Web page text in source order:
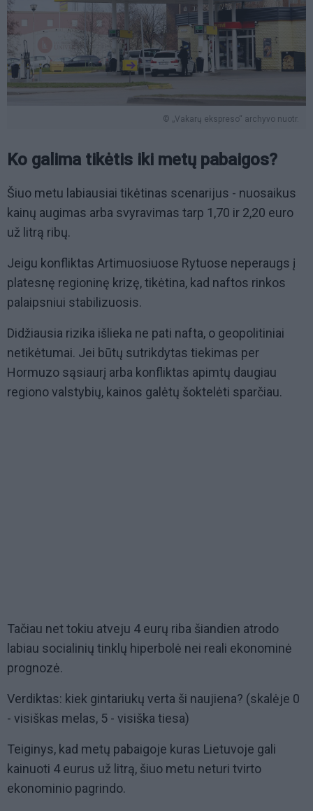
© „Vakarų ekspreso“ archyvo nuotr.
Ko galima tikėtis iki metų pabaigos?
Šiuo metu labiausiai tikėtinas scenarijus - nuosaikus
kainų augimas arba svyravimas tarp 1,70 ir 2,20 euro
už litrą ribų.
Jeigu konfliktas Artimuosiuose Rytuose neperaugs į
platesnę regioninę krizę, tikėtina, kad naftos rinkos
palaipsniui stabilizuosis.
Didžiausia rizika išlieka ne pati nafta, o geopolitiniai
netikėtumai. Jei būtų sutrikdytas tiekimas per
Hormuzo sąsiaurį arba konfliktas apimtų daugiau
regiono valstybių, kainos galėtų šoktelėti sparčiau.
Tačiau net tokiu atveju 4 eurų riba šiandien atrodo
labiau socialinių tinklų hiperbolė nei reali ekonominė
prognozė.
Verdiktas: kiek gintariukų verta ši naujiena? (skalėje 0
- visiškas melas, 5 - visiška tiesa)
Teiginys, kad metų pabaigoje kuras Lietuvoje gali
kainuoti 4 eurus už litrą, šiuo metu neturi tvirto
ekonominio pagrindo.